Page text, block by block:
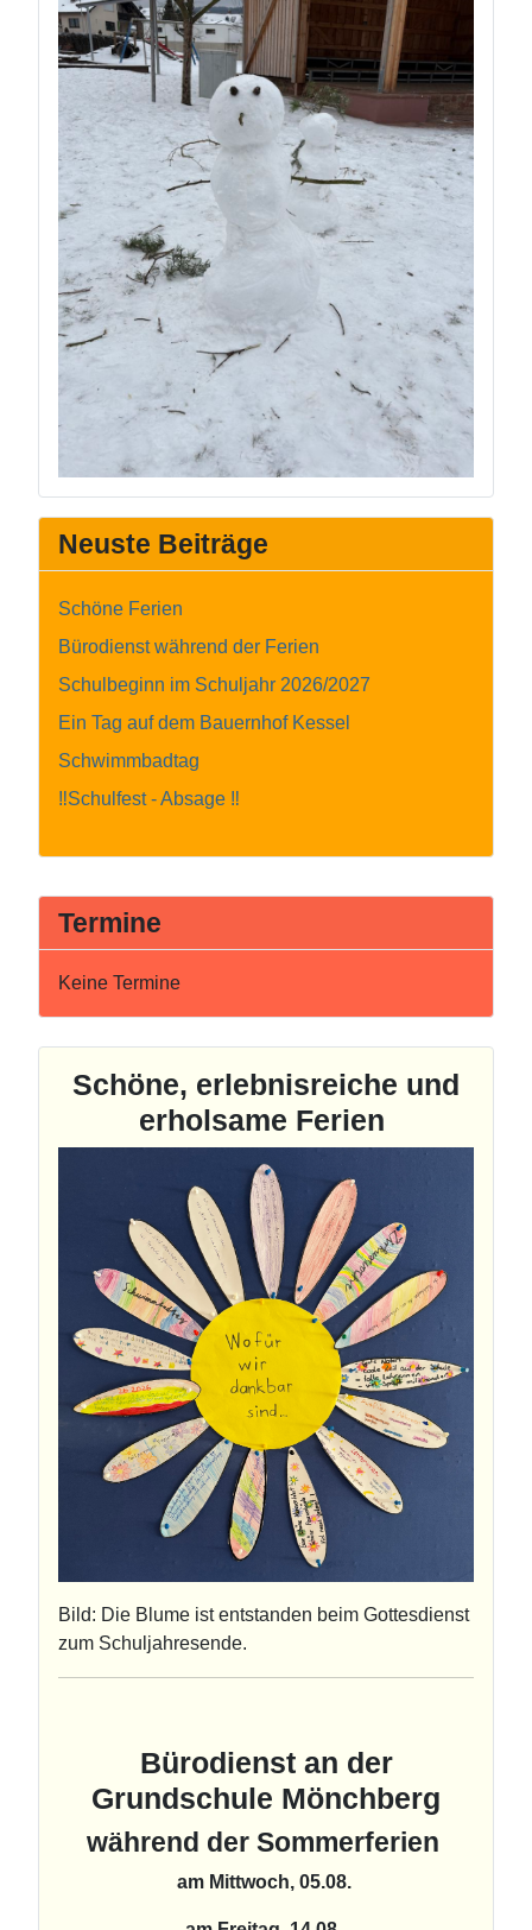
Termine
Keine Termine
Neuste Beiträge
Schöne Ferien
Bürodienst während der Ferien
Schulbeginn im Schuljahr 2026/2027
Ein Tag auf dem Bauernhof Kessel
Schwimmbadtag
‼️Schulfest - Absage ‼️
Schöne, erlebnisreiche und
erholsame Ferien
Bild: Die Blume ist entstanden beim Gottesdienst
zum Schuljahresende.
Bürodienst an der
Grundschule Mönchberg
während der Sommerferien
am Mittwoch, 05.08.